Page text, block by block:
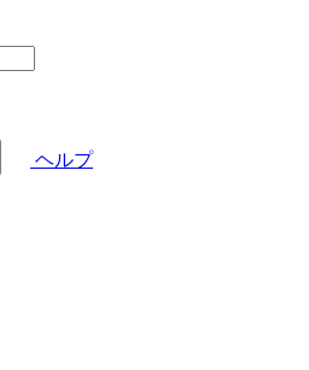
ヘルプ